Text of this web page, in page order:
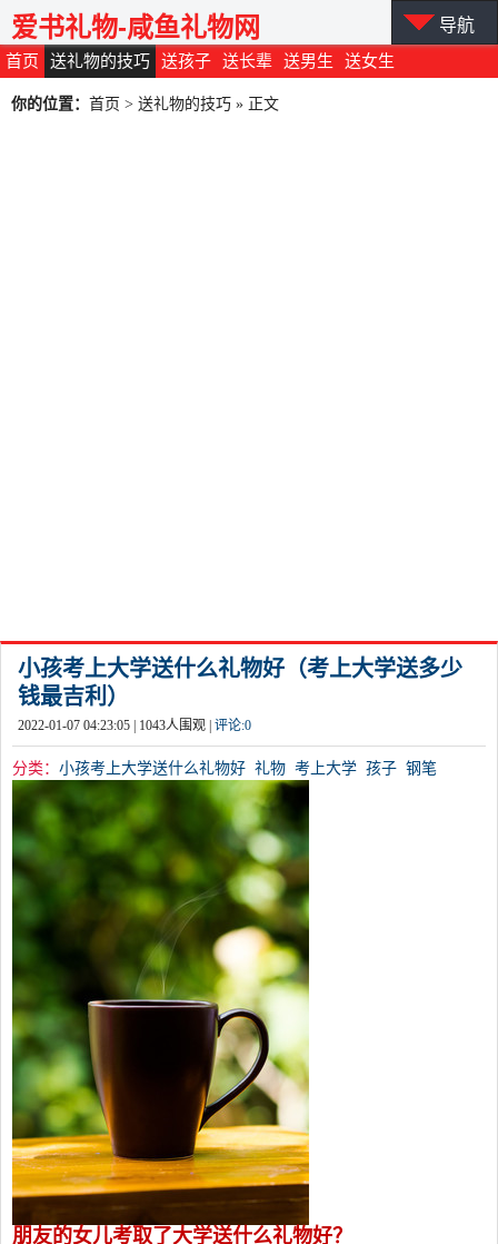
首页 送礼物的技巧 送孩子 送长辈 送男生 送女生
爱书礼物-咸鱼礼物网 导航
你的位置： 首页 > 送礼物的技巧 » 正文
小孩考上大学送什么礼物好（考上大学送多少
钱最吉利）
2022-01-07 04:23:05 | 1043人围观 | 评论:0
分类： 小孩考上大学送什么礼物好 礼物 考上大学 孩子 钢笔
朋友的女儿考取了大学送什么礼物好？